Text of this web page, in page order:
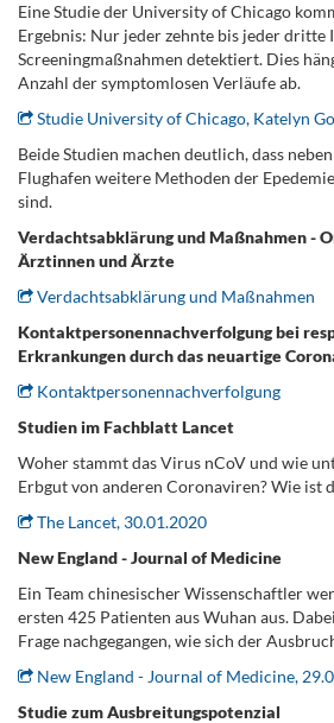
Eine Studie der University of Chicago
Ergebnis: Nur jeder zehnte bis jeder
Screeningmaßnahmen detektiert. Dies
Anzahl der symptomlosen Verläufe ab.
Studie University of Chicago, Katelyn
Beide Studien machen deutlich, dass
Flughafen weitere Methoden der
sind.
Verdachtsabklärung und Maßnahmen -
Ärztinnen und Ärzte
Verdachtsabklärung und Maßnahmen
Kontaktpersonennachverfolgung bei
Erkrankungen durch das neuartige
Kontaktpersonennachverfolgung
Studien im Fachblatt Lancet
Woher stammt das Virus nCoV und wie
Erbgut von anderen Coronaviren? Wie ist
The Lancet, 30.01.2020
New England - Journal of Medicine
Ein Team chinesischer Wissenschaftler
ersten 425 Patienten aus Wuhan aus.
Frage nachgegangen, wie sich der
New England - Journal of Medicine,
Studie zum Ausbreitungspotenzial